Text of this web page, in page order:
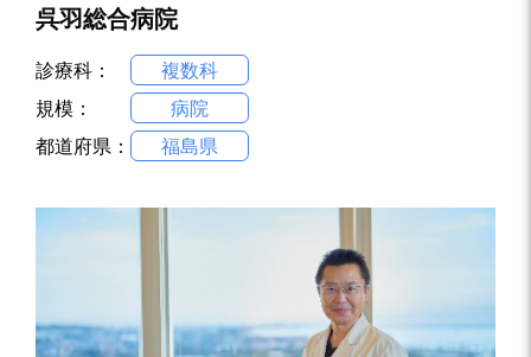
呉羽総合病院
診療科：
複数科
規模：
病院
都道府県：
福島県